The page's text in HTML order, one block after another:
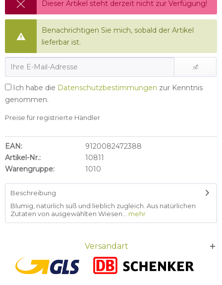
Dieser Artikel steht derzeit nicht zur Verfügung!
Benachrichtigen Sie mich, sobald der Artikel
lieferbar ist.
Ich habe die Datenschutzbestimmungen zur Kenntnis
genommen.
Preise für registrierte Händler
EAN:
9120082472388
Artikel-Nr.:
10811
Warengruppe:
1010
Beschreibung
Blumig, natürlich süß und lieblich zugleich. Aus natürlichen
Zutaten von ausgewählten Wiesen...
mehr
Versandart